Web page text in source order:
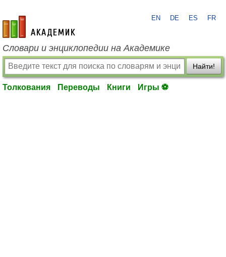
academic.ru
EN DE ES FR
Словари и энциклопедии на Академике
Найти!
Толкования Переводы Книги Игры ⚽